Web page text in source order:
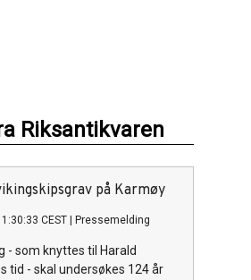
Riksantikvaren
på Karmøy
CEST Pressemelding
- som knyttes til Harald
tid - skal undersøkes 124 år